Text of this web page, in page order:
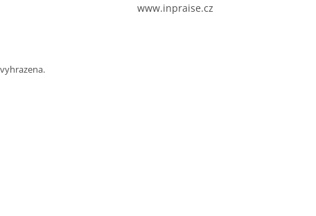
www.inpraise.cz